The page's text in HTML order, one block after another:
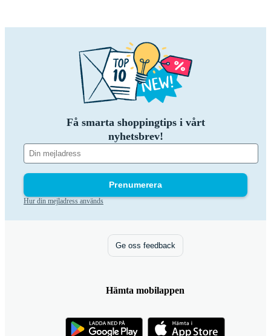
Få smarta shoppingtips i vårt
nyhetsbrev!
Prenumerera
Hur din mejladress används
Ge oss feedback
Hämta mobilappen